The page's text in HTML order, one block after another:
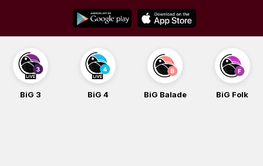
content
BiG 3 BiG 4 BiG Balade BiG Folk